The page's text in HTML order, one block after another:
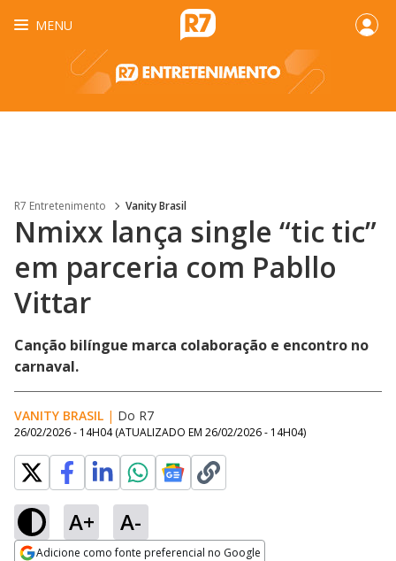
MENU
R7 Entretenimento Vanity Brasil
Nmixx lança single “tic tic”
em parceria com Pabllo
Vittar
Canção bilíngue marca colaboração e encontro no
carnaval.
VANITY BRASIL | Do R7
26/02/2026 - 14H04 (ATUALIZADO EM 26/02/2026 - 14H04)
A+ A-
Adicione como fonte preferencial no Google